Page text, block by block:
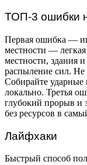
ТОП-3 ошибки
Первая ошибка —
местности —
местности, здания
распыление сил. Не
Собирайте ударные
локально. Третья
глубокий прорыв и
без ресурсов в
Лайфхаки
Быстрый способ